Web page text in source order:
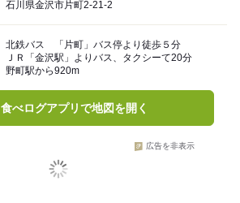
石川県金沢市片町2-21-2
北鉄バス 「片町」バス停より徒歩５分
ＪＲ「金沢駅」よりバス、タクシーて20分
野町駅から920m
食べログアプリで地図を開く
広告を非表示